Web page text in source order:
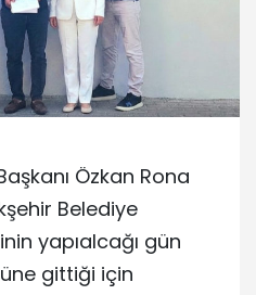
Özkan Rona
Belediye
yapıalcağı gün
gittiği için